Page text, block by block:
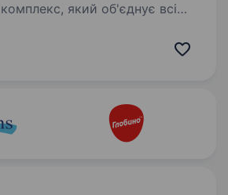
який об'єднує всі
транспортних засобів